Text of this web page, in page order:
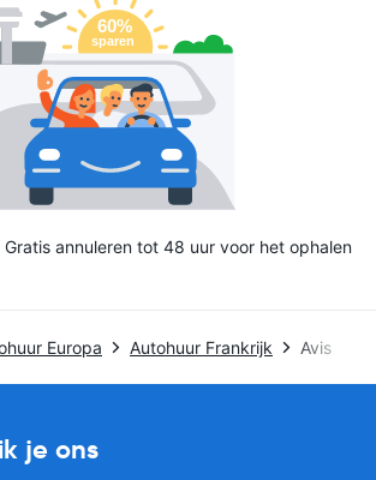
Gratis annuleren tot 48 uur voor het ophalen
Europa Autohuur Frankrijk Avis
je ons